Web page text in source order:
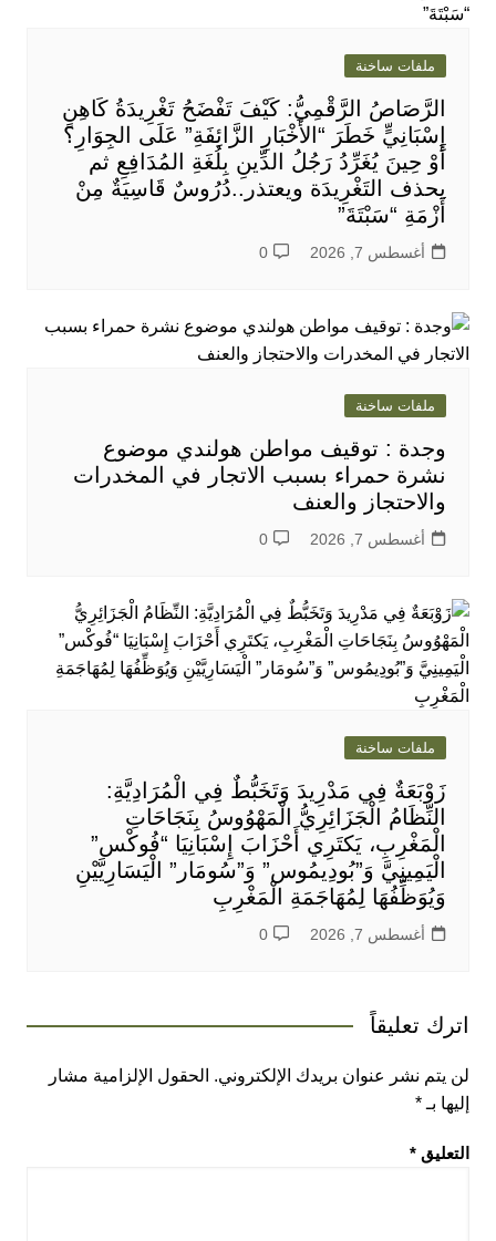
ملفات ساخنة
الرَّصَاصُ الرَّقْمِيُّ: كَيْفَ تَفْضَحُ تَغْرِيدَةُ كَاهِنٍ
إِسْبَانِيٍّ خَطَرَ “الأَخْبَارِ الزَّائِفَةِ” عَلَى الجِوَارِ؟
أَوْ حِينَ يُغَرِّدُ رَجُلُ الدِّينِ بِلُغَةِ المُدَافِعِ ثم
يحذف التَغْرِيدَة ويعتذر..دُرُوسٌ قَاسِيَةٌ مِنْ
أَزْمَةِ “سَبْتَةَ”
أغسطس 7, 2026 0
ملفات ساخنة
وجدة : توقيف مواطن هولندي موضوع
نشرة حمراء بسبب الاتجار في المخدرات
والاحتجاز والعنف
أغسطس 7, 2026 0
ملفات ساخنة
زَوْبَعَةٌ فِي مَدْرِيدَ وَتَخَبُّطٌ فِي الْمُرَادِيَّةِ:
النِّظَامُ الْجَزَائِرِيُّ الْمَهْوُوسُ بِنَجَاحَاتِ
الْمَغْرِبِ، يَكتَرِي أَحْزَابَ إِسْبَانِيَا “فُوكْس”
الْيَمِينِيَّ وَ”بُودِيمُوس” وَ”سُومَار” الْيَسَارِيَّيْنِ
وَيُوَظِّفُهَا لِمُهَاجَمَةِ الْمَغْرِبِ
أغسطس 7, 2026 0
اترك تعليقاً
لن يتم نشر عنوان بريدك الإلكتروني. الحقول الإلزامية مشار
إليها بـ *
التعليق *